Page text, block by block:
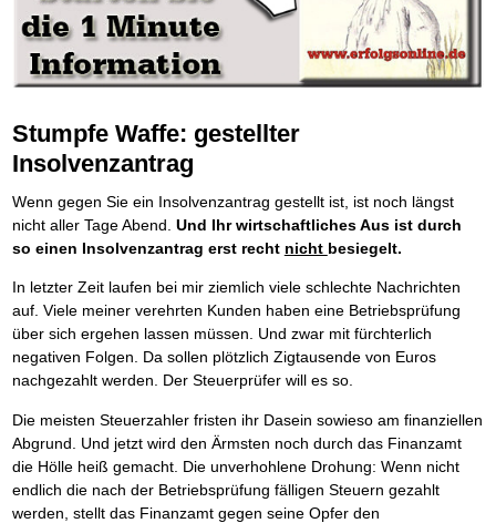
Schnell und kompakt
Schach der SCHUFA FRISCH EINGETROFFEN
Schnell eine saubere SCHUFA
Das richtige Post-Know-How NEUERSCHEINUNG
GbR-Vertrag mit beschränkter Haftung BRANDNEU
GbR als Einzelperson gründen
Der Finanzmanager NEU
Behalten Sie den Überblick
Nützliche Problemlösungen
Vermögenssicherung durch GbR-Vertrag
Schutzwall für Hab und Gut
GbR-Vertrag mit beschränkter Haftung BESTSELLER
Sich rechtlich einrichten BRANDNEU
Schützen Sie sich
Stiftung gründen und profitabel vermarkten
Gründen Sie Ihre Stiftung
Suchmaschinenoptimierung mit der Top10-Checkliste
Platzieren Sie sich bei Google ganz oben
Für ein erfolgreiches Leben
Mental Force
Entfalten Sie Ihre geistigen Kräfte
Mental Force - Hörbuch
Nutze Deine geistigen Waffen
Das Kapital Ihrer geistigen Möglichkeiten
Schlüssel des Erfolgs
Methoden der Lebenstechnik
Hilf Dir selbst, hilft Dir Gott TIPP
Immer den Geist zum TUN begeistern
Holen Sie Erfolg in Ihr Leben
Mit System zum Erfolg GEHEIMTIPP
Starten Sie endlich durch
Frei Fahrt ohne Punkte
Kaufe doch Deine Schulden BRANDNEU
Die geniale Lösung zum schnellen Schuldenabbau
Die Macht des Schuldners TIPP
Ohne Probleme clever Texten und Schreiben
Die Macht des Telefax NEU
Zeit & Kommunikationsgewinn
Mittel gegen Titel EMPFEHLUNG
Sichern Sie Einkommen und Vermögenswerte 100%-tig ab
Bekannt wie ein bunter Hund im Internet INTERNET-TIPP
Schreib Dich reich SCHREIB VERTRIEBS TIPP
Vom Gedanken zum Bestseller
Stumpfe Waffe: gestellter
Insolvenzantrag
Wenn gegen Sie ein Insolvenzantrag gestellt ist, ist noch längst
nicht aller Tage Abend. Und Ihr wirtschaftliches Aus ist durch
so einen Insolvenzantrag erst recht nicht besiegelt.
In letzter Zeit laufen bei mir ziemlich viele schlechte Nachrichten
auf. Viele meiner verehrten Kunden haben eine Betriebsprüfung
über sich ergehen lassen müssen. Und zwar mit fürchterlich
negativen Folgen. Da sollen plötzlich Zigtausende von Euros
nachgezahlt werden. Der Steuerprüfer will es so.
Die meisten Steuerzahler fristen ihr Dasein sowieso am finanziellen
Abgrund. Und jetzt wird den Ärmsten noch durch das Finanzamt
die Hölle heiß gemacht. Die unverhohlene Drohung: Wenn nicht
endlich die nach der Betriebsprüfung fälligen Steuern gezahlt
werden, stellt das Finanzamt gegen seine Opfer den